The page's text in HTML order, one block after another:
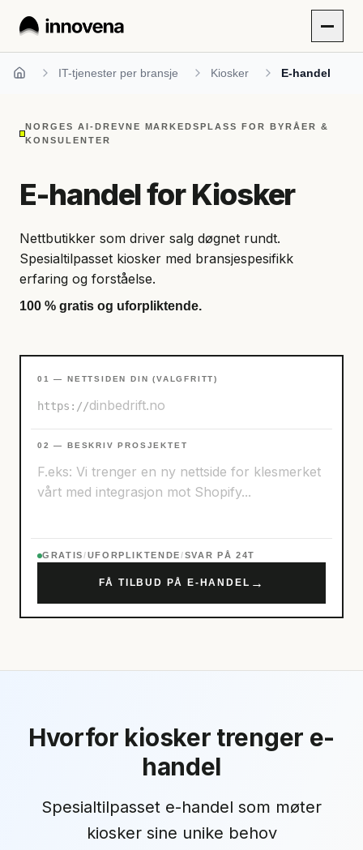
Hjem IT-tjenester per bransje Kiosker E-handel
NORGES AI-DREVNE MARKEDSPLASS FOR BYRÅER &
KONSULENTER
E-handel for Kiosker
Nettbutikker som driver salg døgnet rundt.
Spesialtilpasset kiosker med bransjespesifikk
erfaring og forståelse.
100 % gratis og uforpliktende.
01 — NETTSIDEN DIN (VALGFRITT)
https://
02 — BESKRIV PROSJEKTET
GRATIS/UFORPLIKTENDE/SVAR PÅ 24T
FÅ TILBUD PÅ E-HANDEL →
Hvorfor kiosker trenger e-
handel
Spesialtilpasset e-handel som møter
kiosker sine unike behov